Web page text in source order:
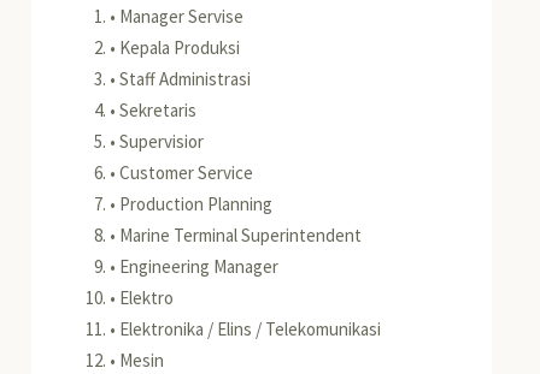
• Manager Servise
• Kepala Produksi
• Staff Administrasi
• Sekretaris
• Supervisior
• Customer Service
• Production Planning
• Marine Terminal Superintendent
• Engineering Manager
• Elektro
• Elektronika / Elins / Telekomunikasi
• Mesin